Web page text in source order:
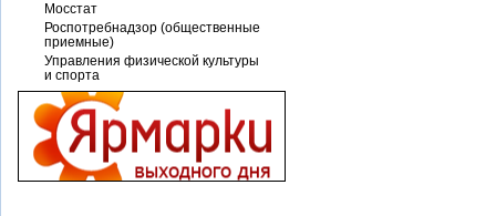
Мосстат
Роспотребнадзор (общественные
приемные)
Управления физической культуры
и спорта